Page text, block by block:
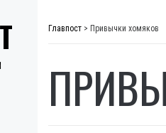
Главпост > Привычки хомяков